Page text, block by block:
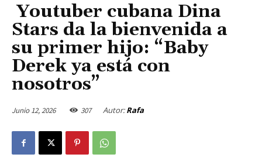
Youtuber cubana Dina
Stars da la bienvenida a
su primer hijo: “Baby
Derek ya está con
nosotros”
Junio 12, 2026 307 Autor: Rafa